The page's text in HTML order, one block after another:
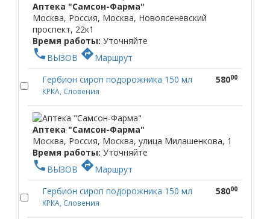
Аптека "Самсон-Фарма"
Москва, Россия, Москва, Новоясеневский
проспект, 22к1
Время работы: Уточняйте
phone ВЫЗОВ directionsМаршрут
Гербион сироп подорожника 150 мл
КРКА, Словения
58000
Аптека "Самсон-Фарма"
Москва, Россия, Москва, улица Милашенкова, 1
Время работы: Уточняйте
phone ВЫЗОВ directionsМаршрут
Гербион сироп подорожника 150 мл
КРКА, Словения
58000